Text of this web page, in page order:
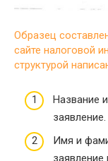
Образец
сайте налоговой
структурой
Название
заявление.
Имя и